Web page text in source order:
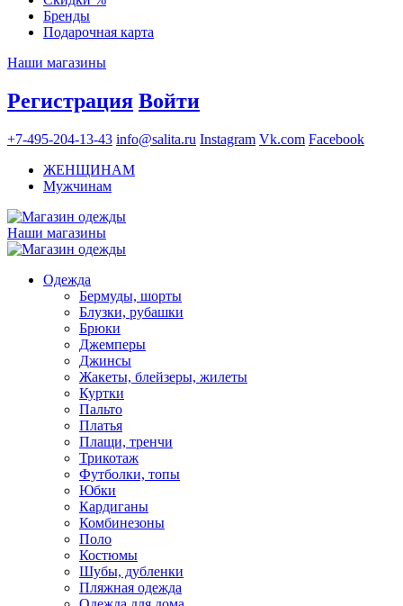
Бренды
Подарочная карта
Наши магазины
Регистрация Войти
+7-495-204-13-43 info@salita.ru Instagram Vk.com Facebook
ЖЕНЩИНАМ
Мужчинам
Наши магазины
Одежда
Бермуды, шорты
Блузки, рубашки
Брюки
Джемперы
Джинсы
Жакеты, блейзеры, жилеты
Куртки
Пальто
Платья
Плащи, тренчи
Трикотаж
Футболки, топы
Юбки
Кардиганы
Комбинезоны
Поло
Костюмы
Шубы, дубленки
Пляжная одежда